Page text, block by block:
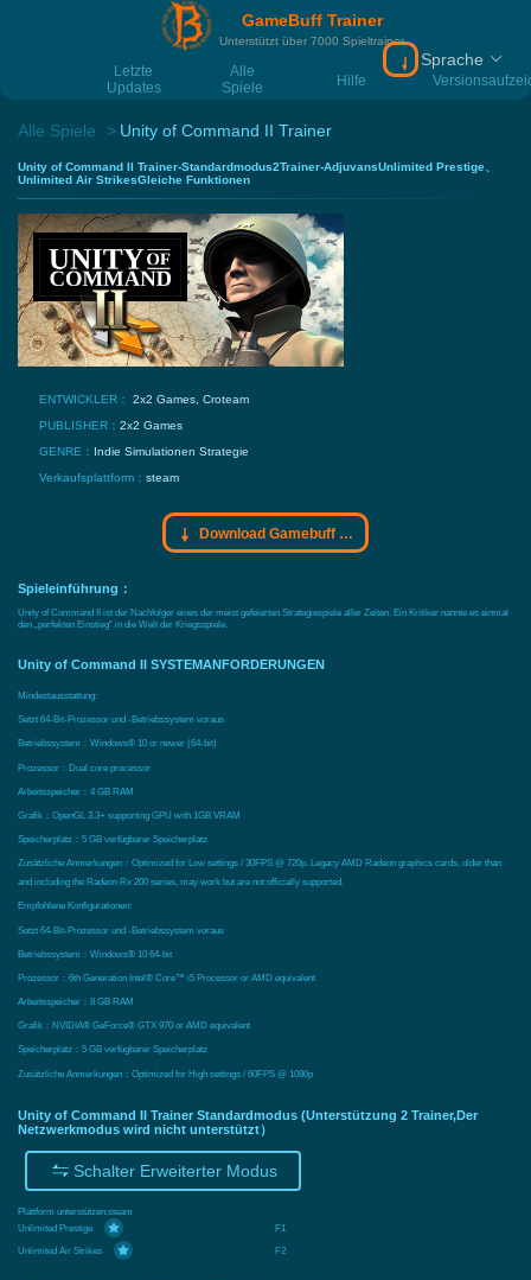
GameBuff Trainer
Unterstützt über 7000 Spieltrainer
Letzte
Updates
Alle
Spiele
Hilfe
Download
Sprache
Alle Spiele Unity of Command II Trainer
Unity of Command II Trainer-Standardmodus2Trainer-AdjuvansUnlimited Prestige、
Unlimited Air StrikesGleiche Funktionen
ENTWICKLER： 2x2 Games, Croteam
PUBLISHER： 2x2 Games
GENRE：
Indie Simulationen Strategie
Verkaufsplattform： steam
Download Gamebuff Trainer
Spieleinführung：
Unity of Command II ist der Nachfolger eines der meist gefeierten Strategiespiele aller Zeiten. Ein Kritiker nannte es einmal
den „perfekten Einstieg“ in die Welt der Kriegsspiele.
Unity of Command II SYSTEMANFORDERUNGEN
Mindestausstattung:
Setzt 64-Bit-Prozessor und -Betriebssystem voraus
Betriebssystem：Windows® 10 or newer (64-bit)
Prozessor：Dual core processor
Arbeitsspeicher：4 GB RAM
Grafik：OpenGL 3.3+ supporting GPU with 1GB VRAM
Speicherplatz：5 GB verfügbarer Speicherplatz
Zusätzliche Anmerkungen：Optimized for Low settings / 30FPS @ 720p. Legacy AMD Radeon graphics cards, older than
and including the Radeon Rx 200 series, may work but are not officially supported.
Empfohlene Konfigurationen:
Setzt 64-Bit-Prozessor und -Betriebssystem voraus
Betriebssystem：Windows® 10 64-bit
Prozessor：6th Generation Intel® Core™ i5 Processor or AMD equivalent
Arbeitsspeicher：8 GB RAM
Grafik：NVIDIA® GeForce® GTX 970 or AMD equivalent
Speicherplatz：5 GB verfügbarer Speicherplatz
Zusätzliche Anmerkungen：Optimized for High settings / 60FPS @ 1080p
Unity of Command II Trainer Standardmodus (Unterstützung 2 Trainer,Der
Netzwerkmodus wird nicht unterstützt）
Schalter Erweiterter Modus
Plattform unterstützen:steam
Unlimited Prestige
F1
Unlimited Air Strikes
F2